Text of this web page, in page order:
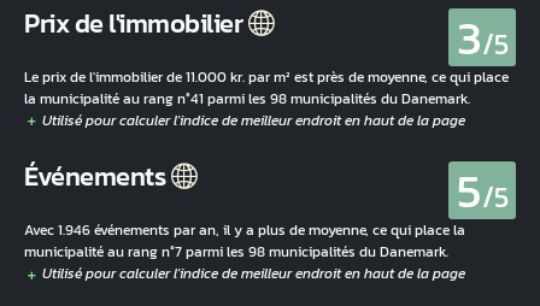
Prix de l'immobilier 3/5
Le prix de l'immobilier de 11.000 kr. par m² est près de moyenne, ce qui place
la municipalité au rang n°41 parmi les 98 municipalités du Danemark.
Événements 5/5
Avec 1.946 événements par an, il y a plus de moyenne, ce qui place la
municipalité au rang n°7 parmi les 98 municipalités du Danemark.